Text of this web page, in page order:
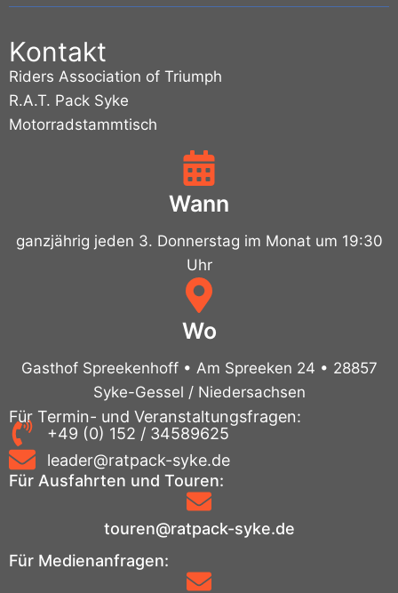
Kontakt
Riders Association of Triumph
R.A.T. Pack Syke
Motorradstammtisch
Wann
ganzjährig jeden 3. Donnerstag im Monat um 19:30
Uhr
Wo
Gasthof Spreekenhoff • Am Spreeken 24 • 28857
Syke-Gessel / Niedersachsen
Für Termin- und Veranstaltungsfragen:
+49 (0) 152 / 34589625
leader@ratpack-syke.de
Für Ausfahrten und Touren:
touren@ratpack-syke.de
Für Medienanfragen: